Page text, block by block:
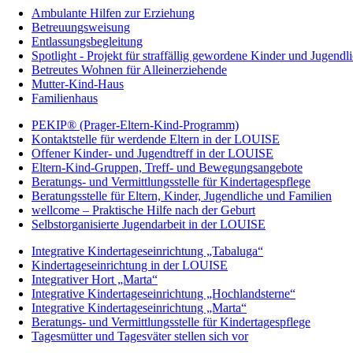
Ambulante Hilfen zur Erziehung
Betreuungsweisung
Entlassungsbegleitung
Spotlight - Projekt für straffällig gewordene Kinder und
Betreutes Wohnen für Alleinerziehende
Mutter-Kind-Haus
Familienhaus
PEKIP® (Prager-Eltern-Kind-Programm)
Kontaktstelle für werdende Eltern in der LOUISE
Offener Kinder- und Jugendtreff in der LOUISE
Eltern-Kind-Gruppen, Treff- und Bewegungsangebote
Beratungs- und Vermittlungsstelle für Kindertagespflege
Beratungsstelle für Eltern, Kinder, Jugendliche und Familien
wellcome – Praktische Hilfe nach der Geburt
Selbstorganisierte Jugendarbeit in der LOUISE
Integrative Kindertageseinrichtung „Tabaluga“
Kindertageseinrichtung in der LOUISE
Integrativer Hort „Marta“
Integrative Kindertageseinrichtung „Hochlandsterne“
Integrative Kindertageseinrichtung „Marta“
Beratungs- und Vermittlungsstelle für Kindertagespflege
Tagesmütter und Tagesväter stellen sich vor